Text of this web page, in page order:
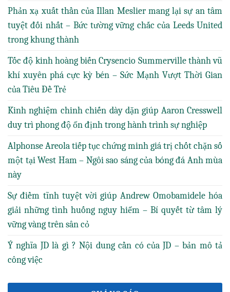
Phản xạ xuất thần của Illan Meslier mang lại sự an tâm
tuyệt đối nhất – Bức tường vững chắc của Leeds United
trong khung thành
Tốc độ kinh hoàng biến Crysencio Summerville thành vũ
khí xuyên phá cực kỳ bén – Sức Mạnh Vượt Thời Gian
của Tiêu Đề Trẻ
Kinh nghiệm chinh chiến dày dặn giúp Aaron Cresswell
duy trì phong độ ổn định trong hành trình sự nghiệp
Alphonse Areola tiếp tục chứng minh giá trị chốt chặn số
một tại West Ham – Ngôi sao sáng của bóng đá Anh mùa
này
Sự điềm tĩnh tuyệt vời giúp Andrew Omobamidele hóa
giải những tình huống nguy hiểm – Bí quyết từ tâm lý
vững vàng trên sân cỏ
Ý nghĩa JD là gì ? Nội dung cần có của JD – bản mô tả
công việc